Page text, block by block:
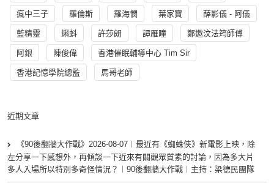
瘋中三子 羅倫斯 羅海憫 葉家寶 薛影儀 - 阿儀
藍精靈 蝌蚪 許莎朗 譚雁瞳 鄭遨汶法筠師傅
阿銀 陳俊偉 香港催眠輔導中心 Tim Sir
香港記憶學院總監 馬哥老師
近期文章
《90後翻牆大作戰》2026-08-07︱最近有《蜘蛛俠》新電影上映，除
左分享一下感想外，再傾談一下近來有關觀眾質素的討論，因為多大片
多人入場所以特別多奇怪情況？︱90後翻牆大作戰︱主持：梁德民團隊